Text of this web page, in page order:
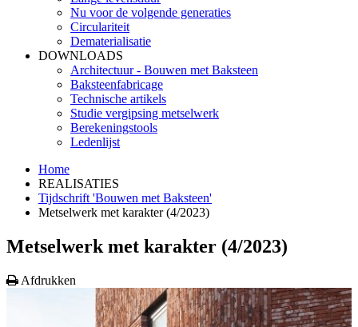
Nu voor de volgende generaties
Circulariteit
Dematerialisatie
DOWNLOADS
Architectuur - Bouwen met Baksteen
Baksteenfabricage
Technische artikels
Studie vergipsing metselwerk
Berekeningstools
Ledenlijst
Home
REALISATIES
Tijdschrift 'Bouwen met Baksteen'
Metselwerk met karakter (4/2023)
Metselwerk met karakter (4/2023)
Afdrukken